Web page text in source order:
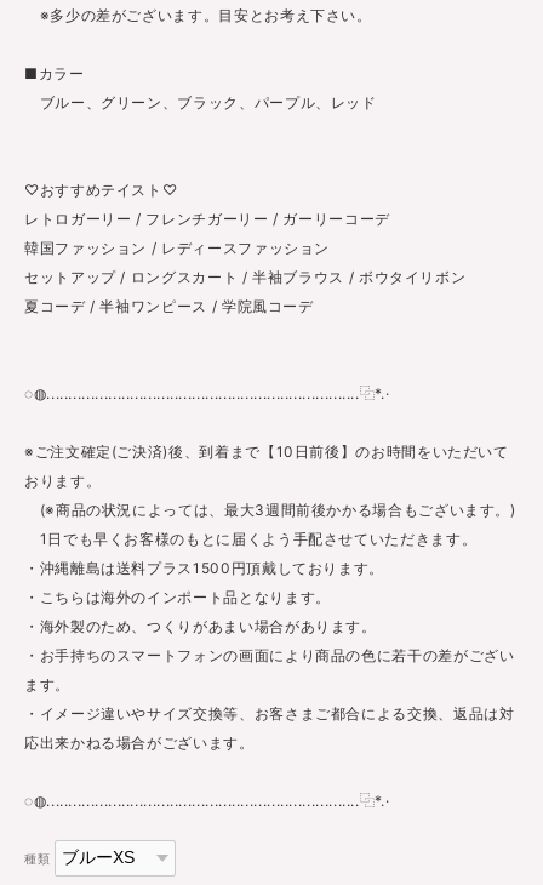
※多少の差がございます。目安とお考え下さい。
■カラー
ブルー、グリーン、ブラック、パープル、レッド
♡おすすめテイスト♡
レトロガーリー / フレンチガーリー / ガーリーコーデ
韓国ファッション / レディースファッション
セットアップ / ロングスカート / 半袖ブラウス / ボウタイリボン
夏コーデ / 半袖ワンピース / 学院風コーデ
◌◍.......................................................................⿻*.·
※ご注文確定(ご決済)後、到着まで【10日前後】のお時間をいただいて
おります。
(※商品の状況によっては、最大3週間前後かかる場合もございます。)
1日でも早くお客様のもとに届くよう手配させていただきます。
・沖縄離島は送料プラス1500円頂戴しております。
・こちらは海外のインポート品となります。
・海外製のため、つくりがあまい場合があります。
・お手持ちのスマートフォンの画面により商品の色に若干の差がござい
ます。
・イメージ違いやサイズ交換等、お客さまご都合による交換、返品は対
応出来かねる場合がございます。
◌◍.......................................................................⿻*.·
種類